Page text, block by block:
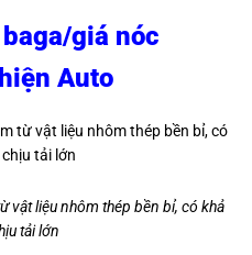
giá nóc
Auto
vật liệu nhôm thép bền bỉ, có khả
tải lớn